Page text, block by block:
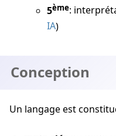
5ème:
IA)
Conception
Un langage est